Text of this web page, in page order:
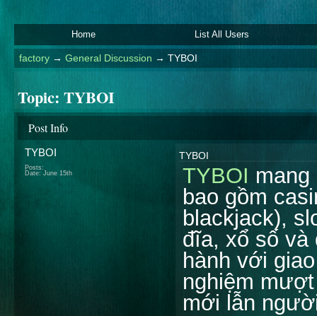
Home List All Users
factory→ General Discussion → TYBOI
Topic: TYBOI
Post Info
TYBOI
Posts:
Date: June 15th
TYBOI
TYBOI
bao gồm
blackjack),
đĩa, xổ số
hành với
nghiệm
mới lẫn